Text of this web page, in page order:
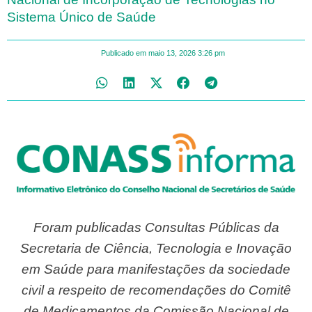
Sistema Único de Saúde
Publicado em maio 13, 2026 3:26 pm
Foram publicadas Consultas Públicas da
Secretaria de Ciência, Tecnologia e Inovação
em Saúde para manifestações da sociedade
civil a respeito de recomendações do Comitê